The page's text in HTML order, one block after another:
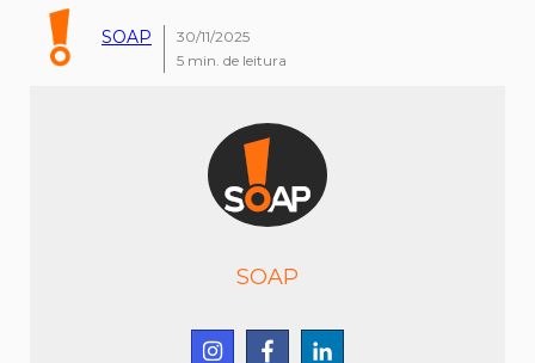
SOAP
30/11/2025
5 min. de leitura
SOAP